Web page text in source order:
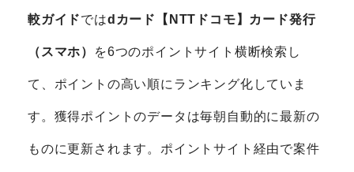
較ガイドではdカード【NTTドコモ】カード発行
（スマホ） を6つのポイントサイト横断検索し
て、ポイントの高い順にランキング化していま
す。獲得ポイントのデータは毎朝自動的に最新の
ものに更新されます。ポイントサイト経由で案件